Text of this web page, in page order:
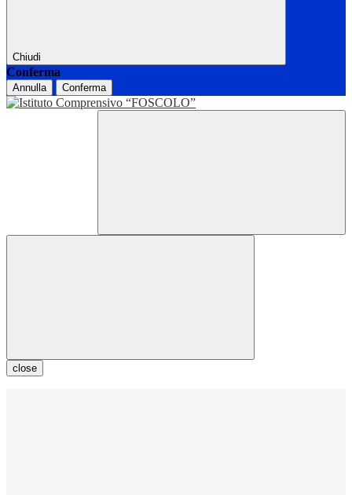
Chiudi
Conferma
Annulla Conferma
close